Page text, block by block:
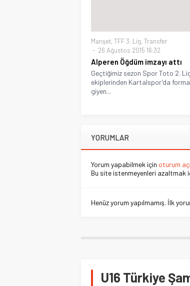
Manşet, TFF 3. Lig, Transfer
26 Ağustos 2015 16:32
Alperen Öğdüm imzayı attı
Geçtiğimiz sezon Spor Toto 2.
ekiplerinden Kartalspor’da forma
giyen...
YORUMLAR
Yorum yapabilmek için oturum
Bu site istenmeyenleri azaltmak
Henüz yorum yapılmamış. İlk
U16 Türkiye